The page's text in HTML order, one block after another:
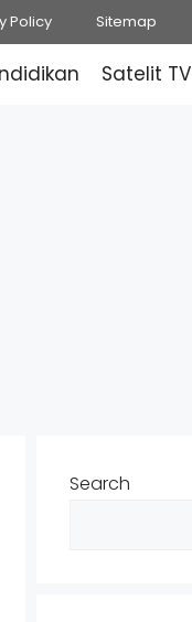
Policy Sitemap
Satelit TV
Search